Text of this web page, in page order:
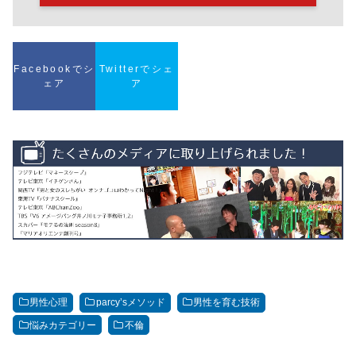
Facebookでシ
ェア
Twitterでシェ
ア
男性心理 parcy’sメソッド 男性を育む技術
悩みカテゴリー 不倫